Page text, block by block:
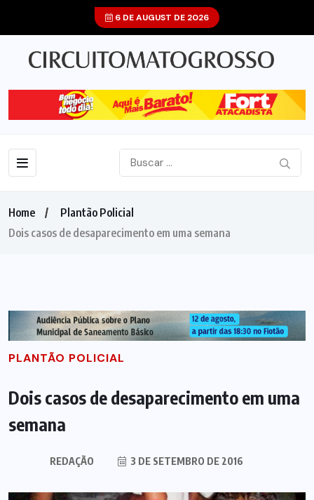
6 DE AUGUST DE 2026
Home
Plantão Policial
Dois casos de desaparecimento em uma semana
PLANTÃO POLICIAL
Dois casos de desaparecimento em uma
semana
REDAÇÃO 3 DE SETEMBRO DE 2016